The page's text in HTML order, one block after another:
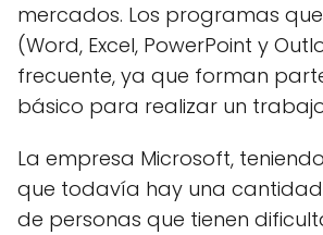
mercados. Los programas
(Word, Excel, PowerPoint y
frecuente, ya que forman
básico para realizar un
La empresa Microsoft,
que todavía hay una
de personas que tienen